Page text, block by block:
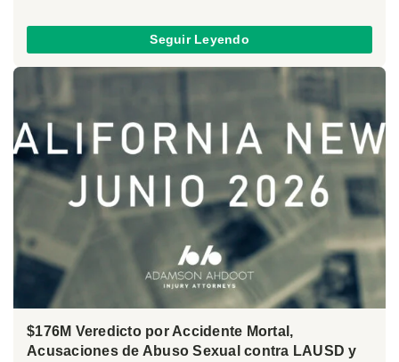
Seguir Leyendo
$176M Veredicto por Accidente Mortal,
Acusaciones de Abuso Sexual contra LAUSD y